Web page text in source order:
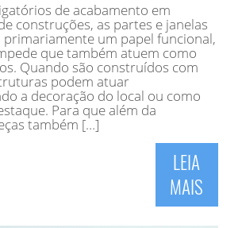
de acabamento em
construções, as partes e janelas
primariamente um papel funcional,
que também atuem como
Quando são construídos com
podem atuar
a decoração do local ou como
Para que além da
também […]
LEIA
MAIS